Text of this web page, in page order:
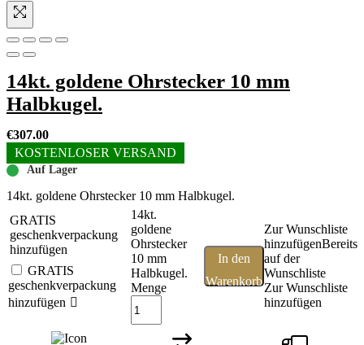
14kt. goldene Ohrstecker 10 mm
Halbkugel.
€307.00
KOSTENLOSER VERSAND
Auf Lager
14kt. goldene Ohrstecker 10 mm Halbkugel.
GRATIS
geschenkverpackung
hinzufügen
GRATIS
geschenkverpackung
hinzufügen
14kt.
goldene
Ohrstecker
10 mm
Halbkugel.
Menge
In den
Warenkorb
Zur Wunschliste
hinzufügenBereits
auf der
Wunschliste
Zur Wunschliste
hinzufügen